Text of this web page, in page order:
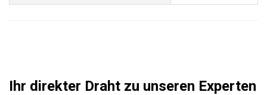
Ihr direkter Draht zu unseren Experten